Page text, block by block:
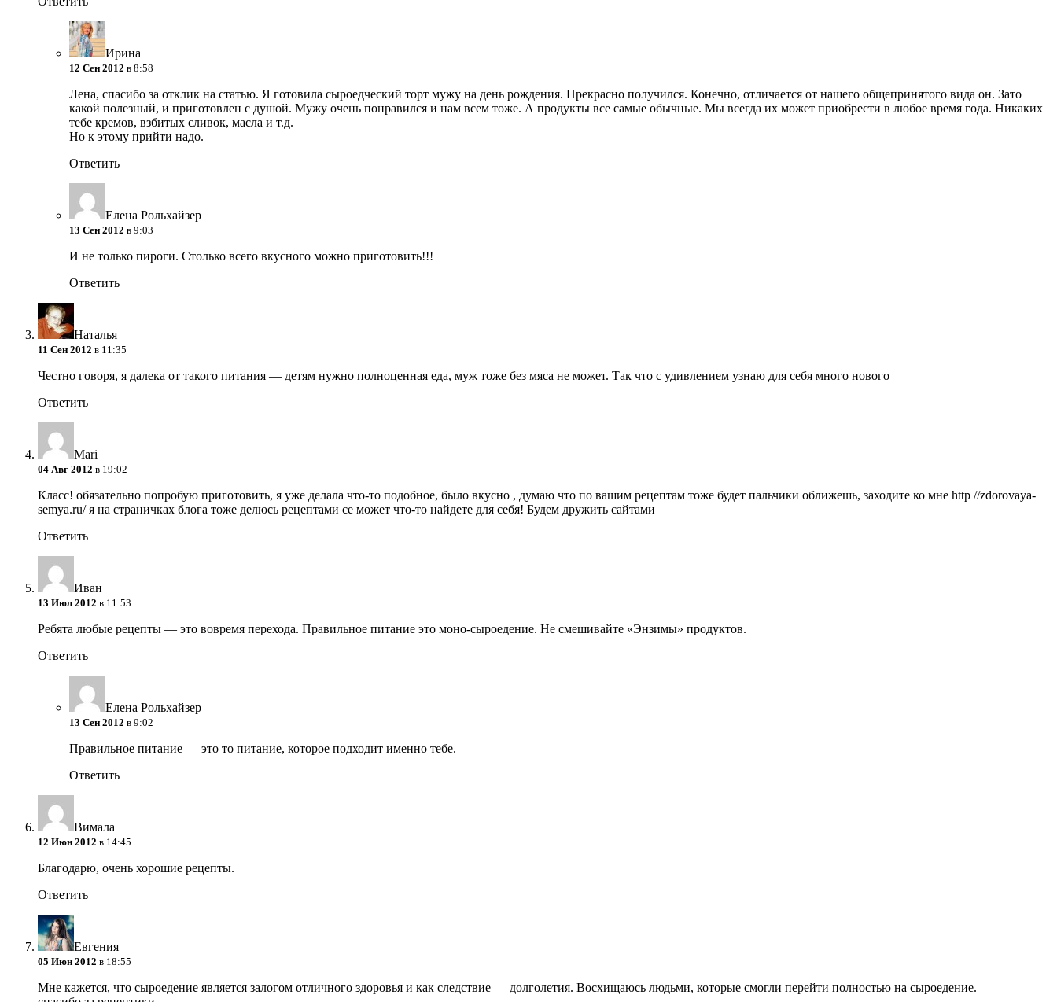
Ирина
12 Сен 2012 в 8:58
Лена, спасибо за отклик на статью. Я готовила сыроедческий торт мужу на день рождения. Прекрасно получился. Конечно, отличается от нашего общепринятого вида он. Зато
какой полезный, и приготовлен с душой. Мужу очень понравился и нам всем тоже. А продукты все самые обычные. Мы всегда их может приобрести в любое время года. Никаких
тебе кремов, взбитых сливок, масла и т.д.
Но к этому прийти надо.
Ответить
Елена Рольхайзер
13 Сен 2012 в 9:03
И не только пироги. Столько всего вкусного можно приготовить!!!
Ответить
Наталья
11 Сен 2012 в 11:35
Честно говоря, я далека от такого питания — детям нужно полноценная еда, муж тоже без мяса не может. Так что с удивлением узнаю для себя много нового
Ответить
Mari
04 Авг 2012 в 19:02
Класс! обязательно попробую приготовить, я уже делала что-то подобное, было вкусно , думаю что по вашим рецептам тоже будет пальчики оближешь, заходите ко мне http //zdorovaya-
semya.ru/ я на страничках блога тоже делюсь рецептами се может что-то найдете для себя! Будем дружить сайтами
Ответить
Иван
13 Июл 2012 в 11:53
Ребята любые рецепты — это вовремя перехода. Правильное питание это моно-сыроедение. Не смешивайте «Энзимы» продуктов.
Ответить
Елена Рольхайзер
13 Сен 2012 в 9:02
Правильное питание — это то питание, которое подходит именно тебе.
Ответить
Вимала
12 Июн 2012 в 14:45
Благодарю, очень хорошие рецепты.
Ответить
Евгения
05 Июн 2012 в 18:55
Мне кажется, что сыроедение является залогом отличного здоровья и как следствие — долголетия. Восхищаюсь людьми, которые смогли перейти полностью на сыроедение.